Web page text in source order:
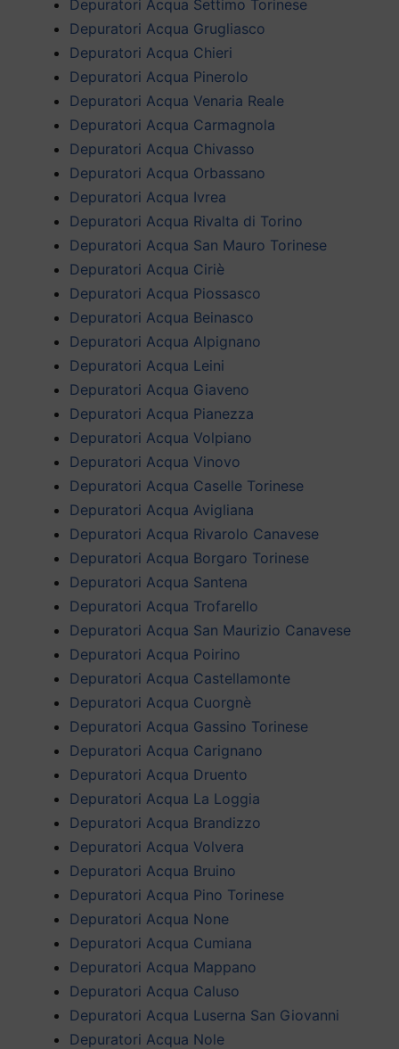
Depuratori Acqua Settimo Torinese
Depuratori Acqua Grugliasco
Depuratori Acqua Chieri
Depuratori Acqua Pinerolo
Depuratori Acqua Venaria Reale
Depuratori Acqua Carmagnola
Depuratori Acqua Chivasso
Depuratori Acqua Orbassano
Depuratori Acqua Ivrea
Depuratori Acqua Rivalta di Torino
Depuratori Acqua San Mauro Torinese
Depuratori Acqua Ciriè
Depuratori Acqua Piossasco
Depuratori Acqua Beinasco
Depuratori Acqua Alpignano
Depuratori Acqua Leini
Depuratori Acqua Giaveno
Depuratori Acqua Pianezza
Depuratori Acqua Volpiano
Depuratori Acqua Vinovo
Depuratori Acqua Caselle Torinese
Depuratori Acqua Avigliana
Depuratori Acqua Rivarolo Canavese
Depuratori Acqua Borgaro Torinese
Depuratori Acqua Santena
Depuratori Acqua Trofarello
Depuratori Acqua San Maurizio Canavese
Depuratori Acqua Poirino
Depuratori Acqua Castellamonte
Depuratori Acqua Cuorgnè
Depuratori Acqua Gassino Torinese
Depuratori Acqua Carignano
Depuratori Acqua Druento
Depuratori Acqua La Loggia
Depuratori Acqua Brandizzo
Depuratori Acqua Volvera
Depuratori Acqua Bruino
Depuratori Acqua Pino Torinese
Depuratori Acqua None
Depuratori Acqua Cumiana
Depuratori Acqua Mappano
Depuratori Acqua Caluso
Depuratori Acqua Luserna San Giovanni
Depuratori Acqua Nole